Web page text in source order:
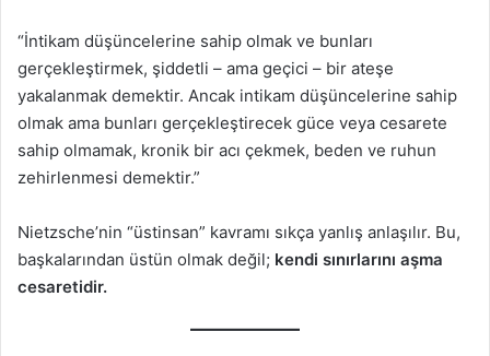
“İntikam düşüncelerine sahip olmak ve bunları
gerçekleştirmek, şiddetli – ama geçici – bir ateşe
yakalanmak demektir. Ancak intikam düşüncelerine sahip
olmak ama bunları gerçekleştirecek güce veya cesarete
sahip olmamak, kronik bir acı çekmek, beden ve ruhun
zehirlenmesi demektir.”
Nietzsche’nin “üstinsan” kavramı sıkça yanlış anlaşılır. Bu,
başkalarından üstün olmak değil; kendi sınırlarını aşma
cesaretidir.